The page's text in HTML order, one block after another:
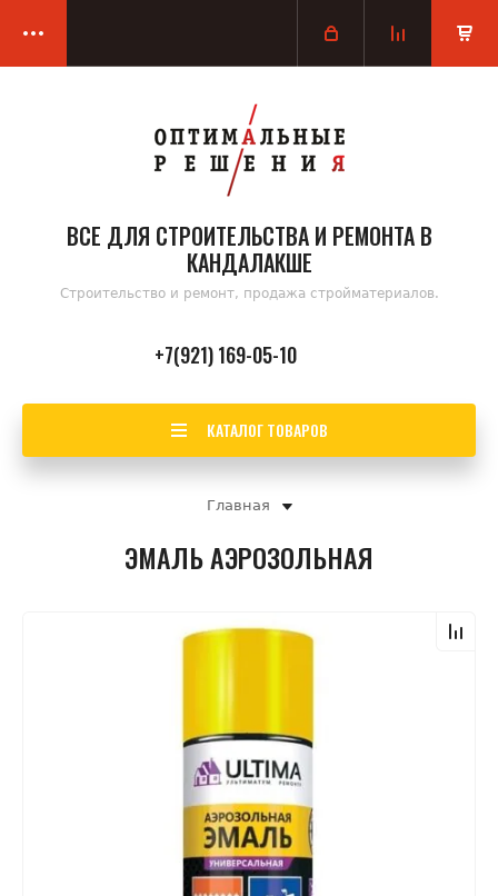
ВСЕ ДЛЯ СТРОИТЕЛЬСТВА И РЕМОНТА В
КАНДАЛАКШЕ
Строительство и ремонт, продажа стройматериалов.
+7(921) 169-05-10
КАТАЛОГ ТОВАРОВ
Главная
ЭМАЛЬ АЭРОЗОЛЬНАЯ